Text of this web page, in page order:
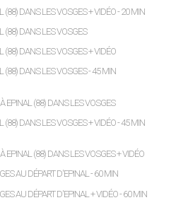
(88) DANS LES VOSGES + VIDÉO - 20 MIN
(88) DANS LES VOSGES
(88) DANS LES VOSGES + VIDÉO
(88) DANS LES VOSGES - 45 MIN
EPINAL (88) DANS LES VOSGES
(88) DANS LES VOSGES + VIDÉO - 45 MIN
EPINAL (88) DANS LES VOSGES + VIDÉO
AU DÉPART D'EPINAL - 60 MIN
AU DÉPART D'EPINAL + VIDÉO - 60 MIN